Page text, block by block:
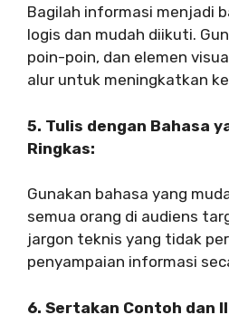
Bagilah informasi menjadi
logis dan mudah diikuti.
poin-poin, dan elemen
alur untuk meningkatkan
5. Tulis dengan Bahasa
Ringkas:
Gunakan bahasa yang
semua orang di audiens
jargon teknis yang tidak
penyampaian informasi
6. Sertakan Contoh dan